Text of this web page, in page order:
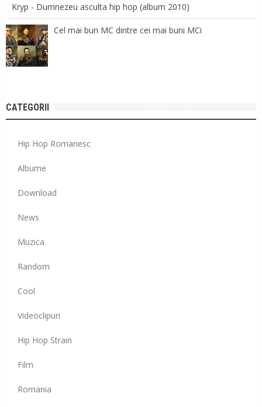
Kryp - Dumnezeu asculta hip hop (album 2010)
Cel mai bun MC dintre cei mai buni MCi
CATEGORII
Hip Hop Romanesc
Albume
Download
News
Muzica
Random
Cool
Videoclipuri
Hip Hop Strain
Film
Romania